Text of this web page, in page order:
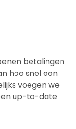
betalingen
hoe snel een
voegen we
up-to-date